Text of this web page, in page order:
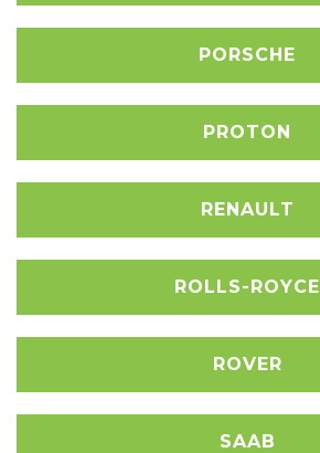
PORSCHE
PROTON
RENAULT
ROLLS-ROYCE
ROVER
SAAB